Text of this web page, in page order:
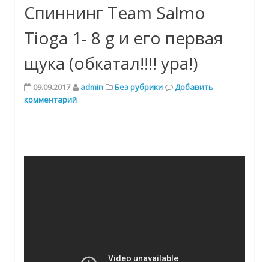
Спиннинг Team Salmo
Tioga 1- 8 g и его первая
щука (обкатал!!!! ура!)
09.09.2017 admin Без рубрики
Добавить
комментарий